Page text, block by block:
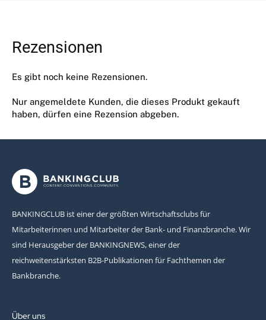
Rezensionen
Es gibt noch keine Rezensionen.
Nur angemeldete Kunden, die dieses Produkt gekauft
haben, dürfen eine Rezension abgeben.
BANKINGCLUB ist einer der größten Wirtschaftsclubs für
Mitarbeiterinnen und Mitarbeiter der Bank- und Finanzbranche. Wir
sind Herausgeber der BANKINGNEWS, einer der
reichweitenstärksten B2B-Publikationen für Fachthemen der
Bankbranche.
Über uns